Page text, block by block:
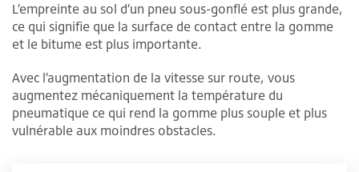
L’empreinte au sol d’un pneu sous-gonflé est plus grande,
ce qui signifie que la surface de contact entre la gomme
et le bitume est plus importante.
Avec l’augmentation de la vitesse sur route, vous
augmentez mécaniquement la température du
pneumatique ce qui rend la gomme plus souple et plus
vulnérable aux moindres obstacles.